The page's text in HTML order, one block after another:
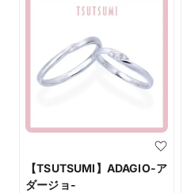
【TSUTSUMI】ADAGIO-ア
ダージョ-